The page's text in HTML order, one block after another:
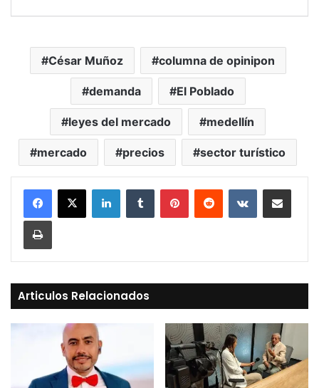
César Muñoz columna de opinipon
demanda El Poblado
leyes del mercado medellín
mercado precios sector turístico
LinkedInTumblr PinterestReddit VKontakteCompartir vía Mail
Print
Articulos Relacionados